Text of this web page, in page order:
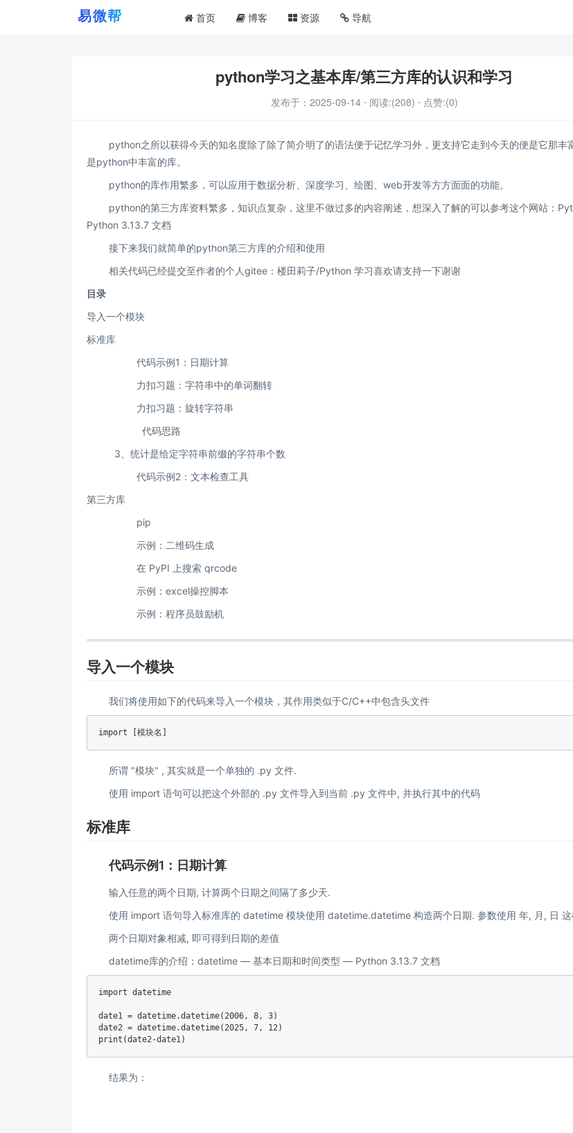
首页 博客 资源 导航
python学习之基本库/第三方库的认识和学习
发布于： 2025-09-14 ⋅ 阅读:(208) ⋅ 点赞:(0)
python之所以获得今天的知名度除了除了简介明了的语法便于记忆学习外，更支持它走到今天的便是它那丰
是python中丰富的库。
python的库作用繁多，可以应用于数据分析、深度学习、绘图、web开发等方方面面的功能。
python的第三方库资料繁多，知识点复杂，这里不做过多的内容阐述，想深入了解的可以参考这个网站：
Python 3.13.7 文档
接下来我们就简单的python第三方库的介绍和使用
相关代码已经提交至作者的个人gitee： 楼田莉子/Python 学习喜欢请支持一下谢谢
目录
导入一个模块
标准库
代码示例1：日期计算
力扣习题：字符串中的单词翻转
力扣习题：旋转字符串
代码思路
3、统计是给定字符串前缀的字符串个数
代码示例2：文本检查工具
第三方库
pip
示例：二维码生成
在 PyPI 上搜索 qrcode
示例：excel操控脚本
示例：程序员鼓励机
导入一个模块
我们将使用如下的代码来导入一个模块，其作用类似于C/C++中包含头文件
import [模块名]
所谓 "模块" , 其实就是一个单独的 .py 文件.
使用 import 语句可以把这个外部的 .py 文件导入到当前 .py 文件中, 并执行其中的代码
标准库
代码示例1：日期计算
输入任意的两个日期, 计算两个日期之间隔了多少天.
使用 import 语句导入标准库的 datetime 模块使用 datetime.datetime 构造两个日期. 参数使用 年, 月, 日 这
两个日期对象相减, 即可得到日期的差值
datetime库的介绍： datetime — 基本日期和时间类型 — Python 3.13.7 文档
import datetime
date1 = datetime.datetime(2006, 8, 3)
date2 = datetime.datetime(2025, 7, 12)
print(date2-date1)
结果为：